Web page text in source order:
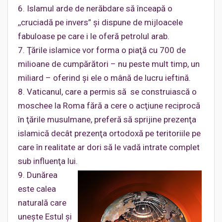
6. Islamul arde de nerăbdare să înceapă o
,,cruciadă pe invers” şi dispune de mijloacele
fabuloase pe care i le oferă petrolul arab.
7. Ţările islamice vor forma o piaţă cu 700 de
milioane de cumpărători – nu peste mult timp, un
miliard – oferind şi ele o mână de lucru ieftină.
8. Vaticanul, care a permis să se construiască o
moschee la Roma fără a cere o acţiune reciprocă
în ţările musulmane, preferă să sprijine prezenţa
islamică decât prezenţa ortodoxă pe teritoriile pe
care în realitate ar dori să le vadă intrate complet
sub influenţa lui.
9. Dunărea
este calea
naturală care
uneşte Estul şi